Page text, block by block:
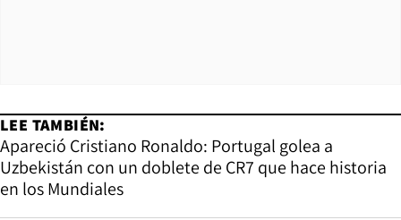
LEE TAMBIÉN:
Apareció Cristiano Ronaldo: Portugal golea a
Uzbekistán con un doblete de CR7 que hace historia
en los Mundiales